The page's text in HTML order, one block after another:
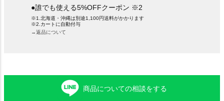
●誰でも使える5%OFFクーポン ※2
※1.北海道・沖縄は別途1,100円送料がかかります
※2.カートに自動付与
→返品について
商品についての相談をする